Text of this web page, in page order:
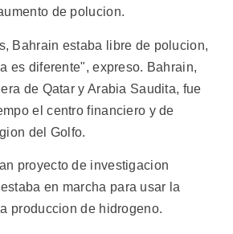
de polucion.
Bahrain estaba libre de polucion,
es diferente", expreso. Bahrain,
de Qatar y Arabia Saudita, fue
el centro financiero y de
del Golfo.
proyecto de investigacion
en marcha para usar la
produccion de hidrogeno.